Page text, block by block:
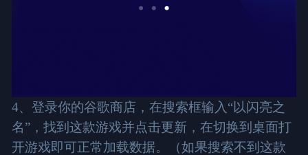
4、登录你的谷歌商店，在搜索框输入“以闪亮之
名”，找到这款游戏并点击更新，在切换到桌面打
开游戏即可正常加载数据。（如果搜索不到这款